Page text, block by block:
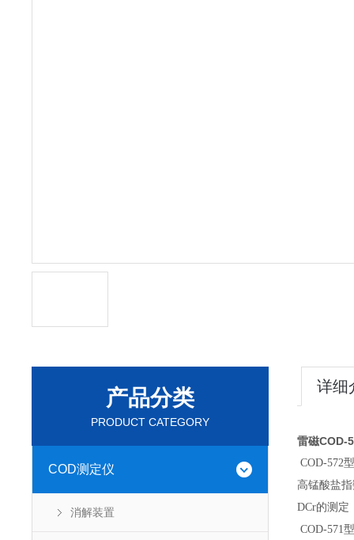
产品分类
PRODUCT CATEGORY
COD测定仪
消解装置
详细
雷磁COD-
COD-572
高锰酸盐
DCr的测定
COD-571